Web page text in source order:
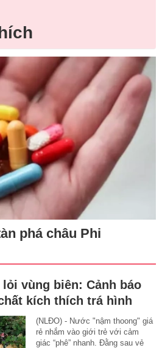
phá châu Phi
lỏi vùng biên: Cảnh báo
kích thích trá hình
(NLĐO) - Nước "nậm thoong" giá
rẻ nhắm vào giới trẻ với cảm
giác “phê” nhanh. Đằng sau vẻ